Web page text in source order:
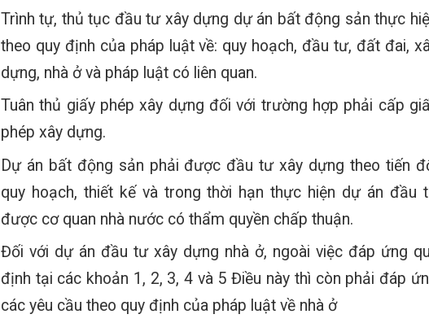
Trình tự, thủ tục đầu tư xây dựng dự án bất động sản thực
theo quy định của pháp luật về: quy hoạch, đầu tư, đất đai,
dựng, nhà ở và pháp luật có liên quan.
Tuân thủ giấy phép xây dựng đối với trường hợp phải cấp
phép xây dựng.
Dự án bất động sản phải được đầu tư xây dựng theo tiến
quy hoạch, thiết kế và trong thời hạn thực hiện dự án đầu
được cơ quan nhà nước có thẩm quyền chấp thuận.
Đối với dự án đầu tư xây dựng nhà ở, ngoài việc đáp ứng
định tại các khoản 1, 2, 3, 4 và 5 Điều này thì còn phải đáp
các yêu cầu theo quy định của pháp luật về nhà ở